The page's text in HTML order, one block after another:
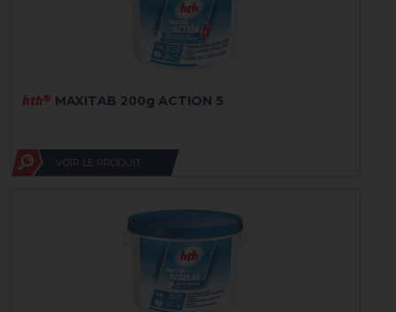
hth® MAXITAB 200g ACTION 5
VOIR LE PRODUIT